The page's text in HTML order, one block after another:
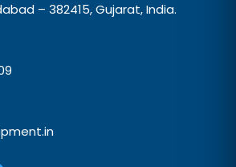
– 382415, Gujarat, India.